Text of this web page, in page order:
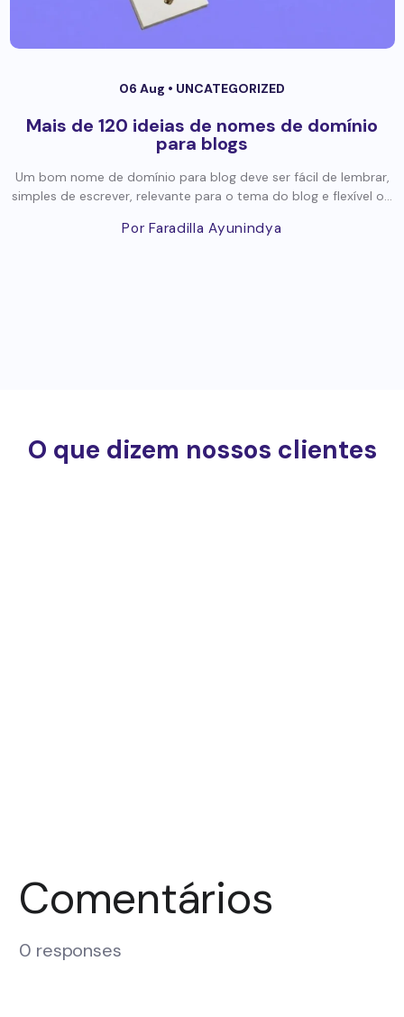
06 Aug • UNCATEGORIZED
Mais de 120 ideias de nomes de domínio
para blogs
Um bom nome de domínio para blog deve ser fácil de lembrar,
simples de escrever, relevante para o tema do blog e flexível o...
Por Faradilla Ayunindya
O que dizem nossos clientes
Comentários
0 responses